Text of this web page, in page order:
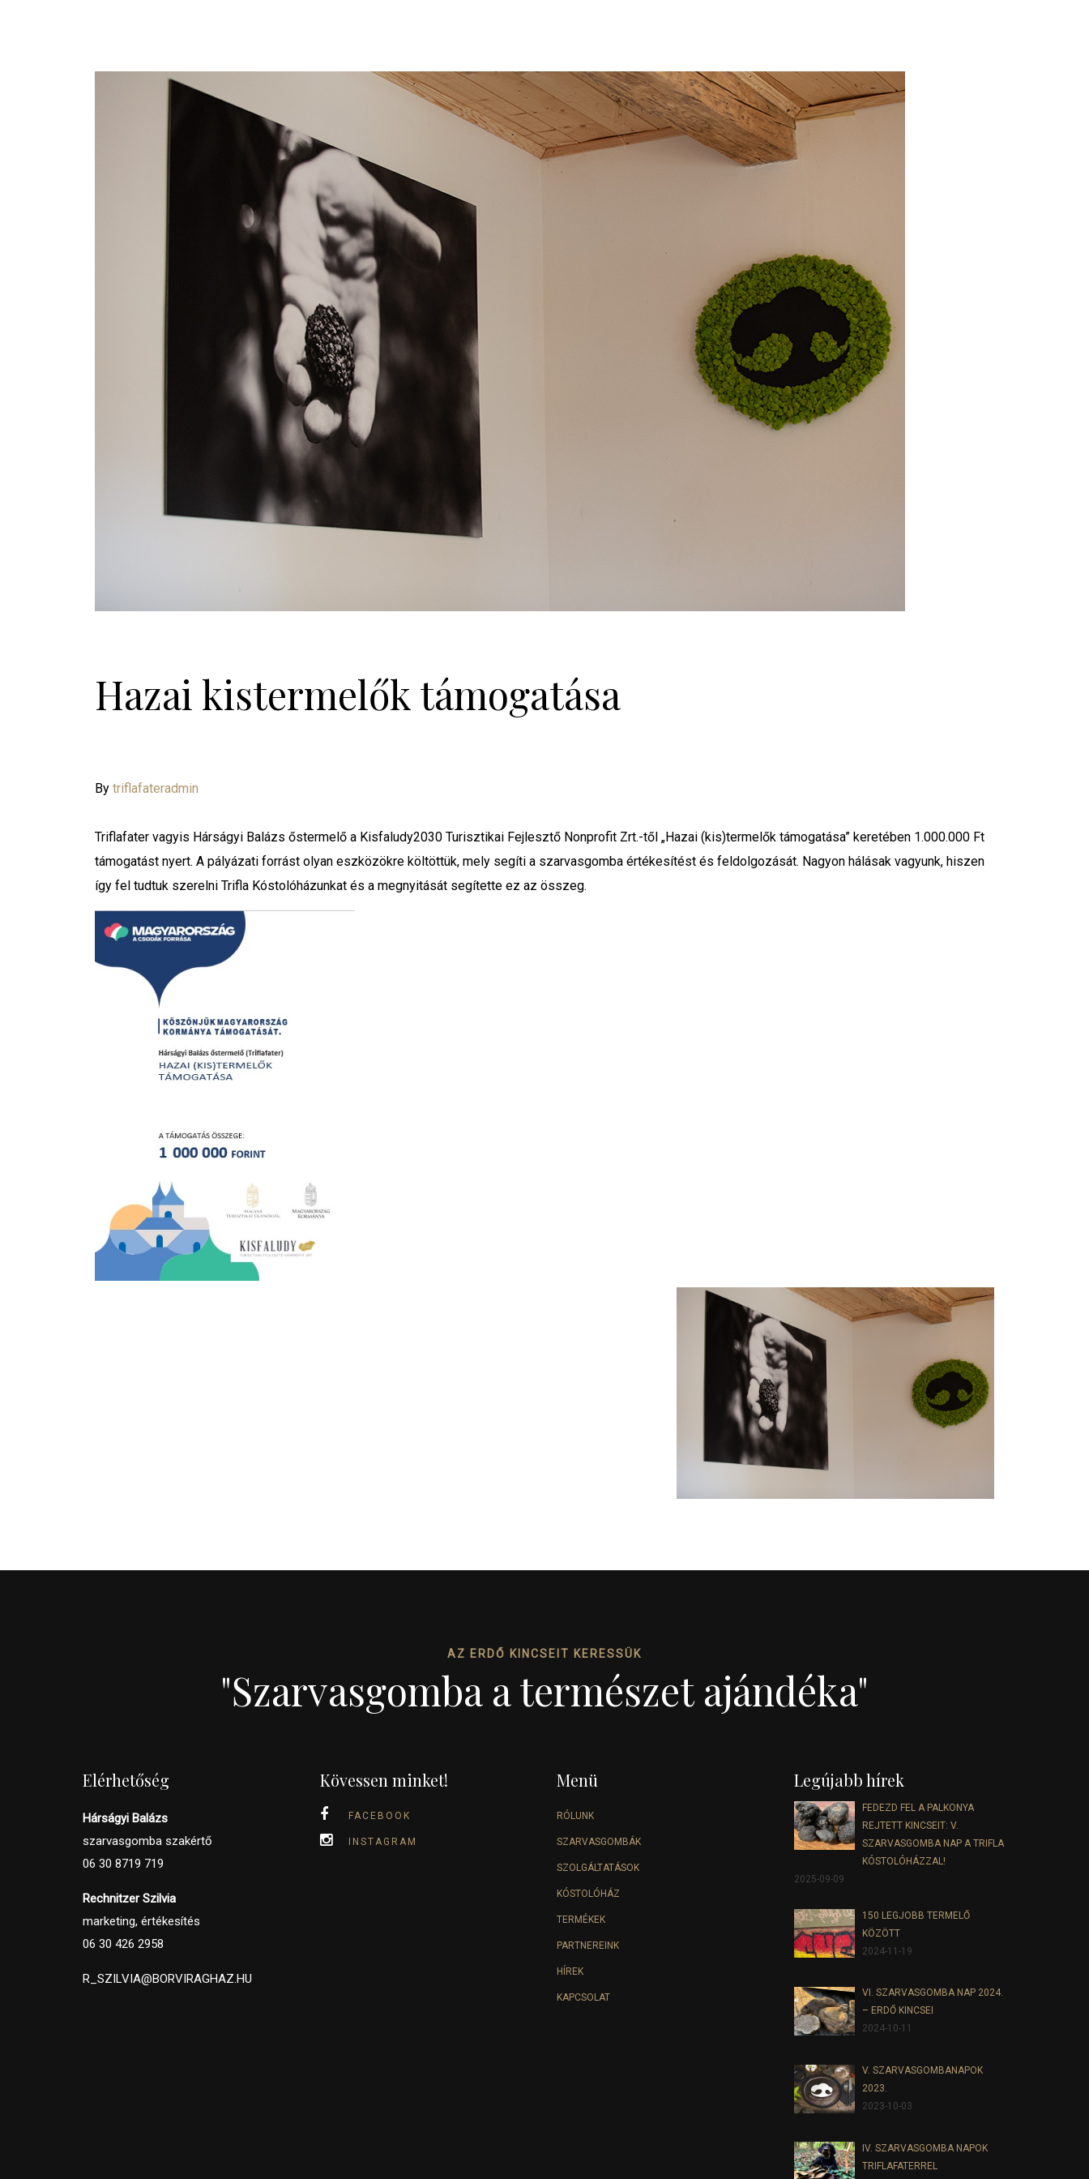
Hazai kistermelők támogatása
By triflafateradmin
Triflafater vagyis Hárságyi Balázs őstermelő a Kisfaludy2030 Turisztikai Fejlesztő Nonprofit Zrt.-től „Hazai (kis)termelők támogatása” keretében 1.000.000 Ft
támogatást nyert. A pályázati forrást olyan eszközökre költöttük, mely segíti a szarvasgomba értékesítést és feldolgozását. Nagyon hálásak vagyunk, hiszen
így fel tudtuk szerelni Trifla Kóstolóházunkat és a megnyitását segítette ez az összeg.
AZ ERDŐ KINCSEIT KERESSÜK
"Szarvasgomba a természet ajándéka"
Elérhetőség
Hárságyi Balázs
szarvasgomba szakértő
06 30 8719 719
Rechnitzer Szilvia
marketing, értékesítés
06 30 426 2958
R_SZILVIA@BORVIRAGHAZ.HU
Kövessen minket!
FACEBOOK
INSTAGRAM
Menü
RÓLUNK
SZARVASGOMBÁK
SZOLGÁLTATÁSOK
KÓSTOLÓHÁZ
TERMÉKEK
PARTNEREINK
HÍREK
KAPCSOLAT
Legújabb hírek
FEDEZD FEL A PALKONYA
REJTETT KINCSEIT: V.
SZARVASGOMBA NAP A TRIFLA
KÓSTOLÓHÁZZAL!
2025-09-09
150 LEGJOBB TERMELŐ
KÖZÖTT
2024-11-19
VI. SZARVASGOMBA NAP 2024.
– ERDŐ KINCSEI
2024-10-11
V. SZARVASGOMBANAPOK
2023.
2023-10-03
IV. SZARVASGOMBA NAPOK
TRIFLAFATERREL